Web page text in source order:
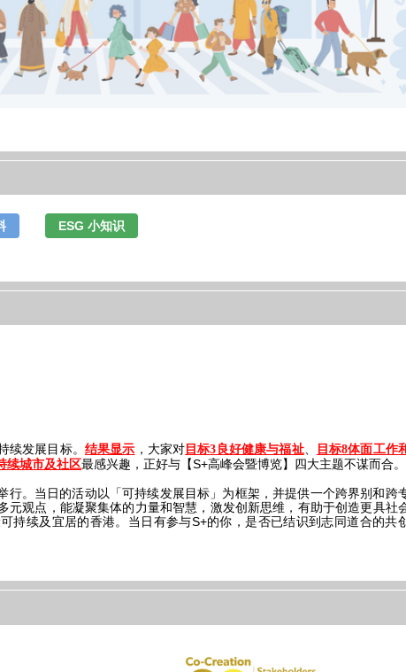
ESG 小知识
续发展目标。 结果显示 ，大家对 目标3良好健康与福祉、 目标8体面工作
续城市及社区最感兴趣，正好与【S+高峰会暨博览】四大主题不谋而合。
行。当日的活动以「可持续发展目标」为框架，并提供一个跨界别和跨
元观点，能凝聚集体的力量和智慧，激发创新思维，有助于创造更具社
持续及宜居的香港。当日有参与S+的你，是否已结识到志同道合的共